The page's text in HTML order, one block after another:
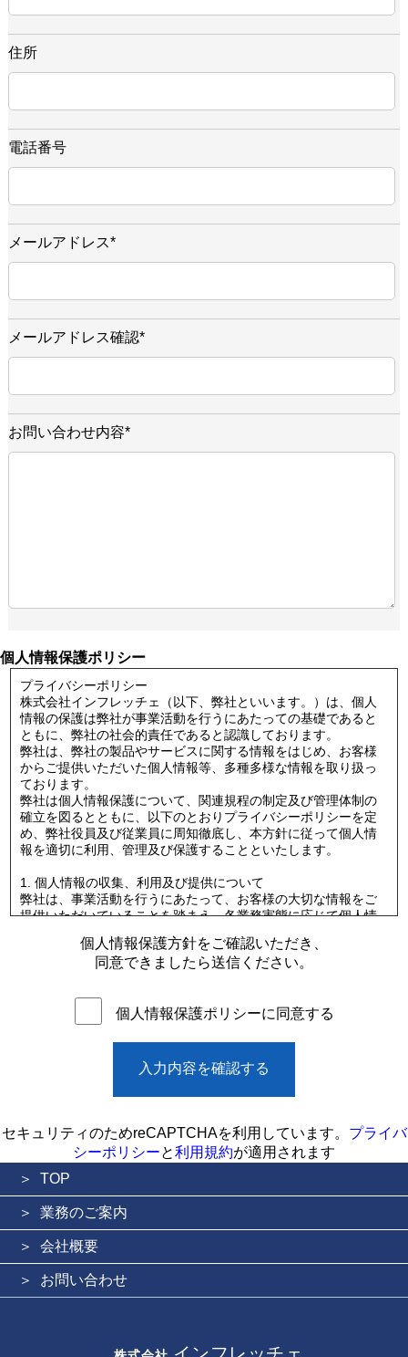
住所
電話番号
メールアドレス*
メールアドレス確認*
お問い合わせ内容*
個人情報保護ポリシー
プライバシーポリシー
株式会社インフレッチェ（以下、弊社といいます。）は、個人
情報の保護は弊社が事業活動を行うにあたっての基礎であると
ともに、弊社の社会的責任であると認識しております。
弊社は、弊社の製品やサービスに関する情報をはじめ、お客様
からご提供いただいた個人情報等、多種多様な情報を取り扱っ
ております。
弊社は個人情報保護について、関連規程の制定及び管理体制の
確立を図るとともに、以下のとおりプライバシーポリシーを定
め、弊社役員及び従業員に周知徹底し、本方針に従って個人情
報を適切に利用、管理及び保護することといたします。
1. 個人情報の収集、利用及び提供について
弊社は、事業活動を行うにあたって、お客様の大切な情報をご
提供いただいていることを踏まえ、各業務実態に応じて個人情
利用及び提供に関して所定の規程に則り適切な取り扱いをいた
2. 法令の遵守について
弊社は、個人情報の取り扱いに関して、法令を遵守いたしま
弊社は、個人情報を保護するため、情報セキュリティに関する
規程に基づき、当該個人情報の管理、個人情報の持ち出し方法
人情報の漏洩、紛失、改ざん、破壊等の予防を図ります。
4. ご本人様の要請について
弊社は、個人情報に関して、ご本人様から当該個人情報の開
示、訂正、削除、利用または提供について何らかの要請を受け
た場合、誠実に対応いたします。
5. 個人情報管理規程について
弊社は、弊社役員及び従業員に対し、個人情報を保護する重要
性と必要性の理解促進を図り、個人情報の適切な管理を図るた
個人情報保護方針をご確認いただき、
同意できましたら送信ください。
個人情報保護ポリシーに同意する
セキュリティのためreCAPTCHAを利用しています。 プライバ
シーポリシーと利用規約が適用されます
TOP
業務のご案内
会社概要
お問い合わせ